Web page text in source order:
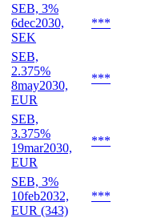
SEB, 3%
6dec2030,
SEK
***
SEB,
2.375%
8may2030,
EUR
***
SEB,
3.375%
19mar2030,
EUR
***
SEB, 3%
10feb2032,
EUR (343)
***